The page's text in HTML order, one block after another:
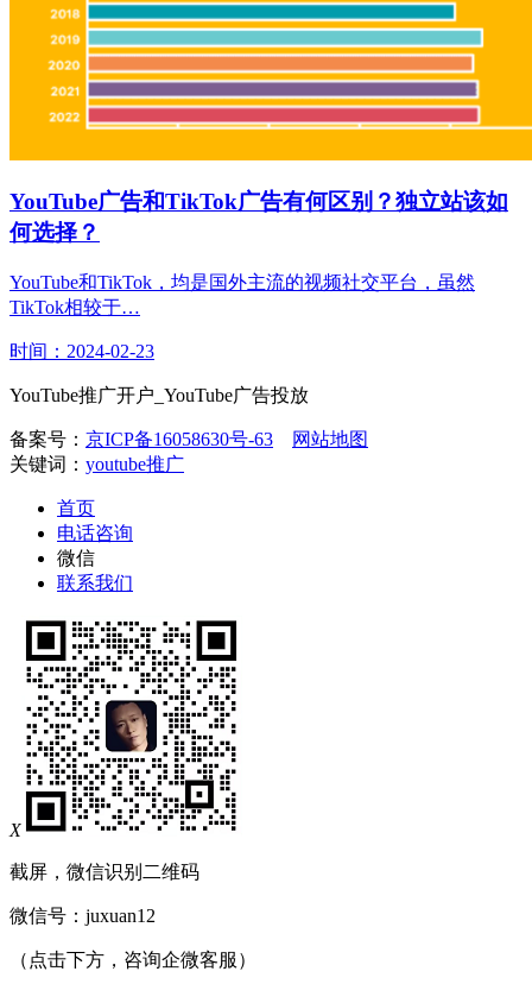
YouTube广告和TikTok广告有何区别？独立站该如
何选择？
YouTube和TikTok，均是国外主流的视频社交平台，虽然
TikTok相较于…
时间：2024-02-23
YouTube推广开户_YouTube广告投放
备案号： 京ICP备16058630号-63
网站地图
关键词： youtube推广
首页
电话咨询
微信
联系我们
X
截屏，微信识别二维码
微信号： juxuan12
（点击下方，咨询企微客服）